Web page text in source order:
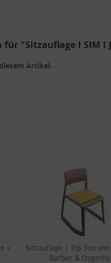
"Sitzauflage l SIM I
Artikel.
+
Sitzauflage | Tip Ton
Barber & Osgerby